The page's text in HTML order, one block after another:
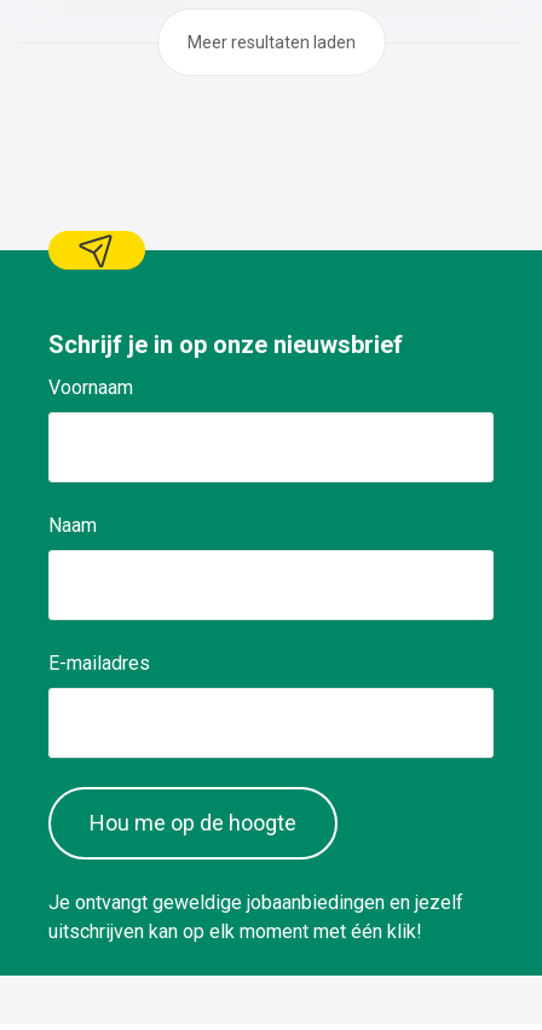
Meer resultaten laden
Schrijf je in op onze nieuwsbrief
Voornaam
Naam
E-mailadres
Hou me op de hoogte
Je ontvangt geweldige jobaanbiedingen en jezelf
uitschrijven kan op elk moment met één klik!